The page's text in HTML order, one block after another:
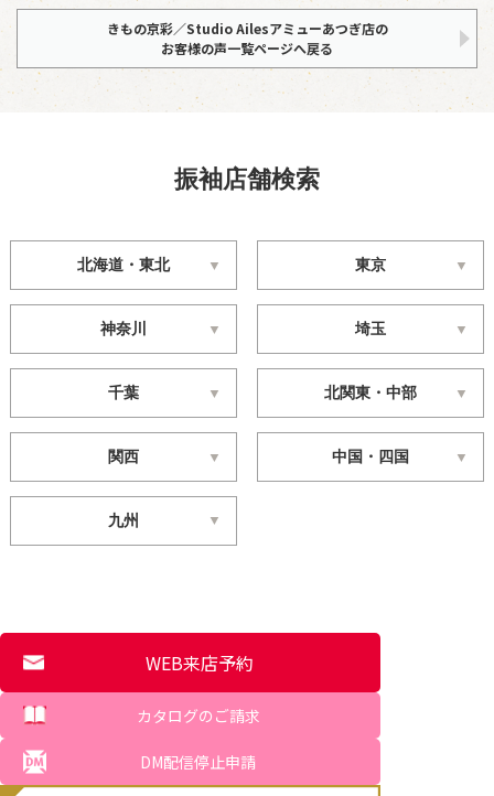
きもの京彩／Studio Ailesアミューあつぎ店の
お客様の声一覧ページへ戻る
振袖店舗検索
北海道・東北 東京
神奈川 埼玉
千葉 北関東・中部
関西 中国・四国
九州
WEB来店予約
カタログのご請求
DM配信停止申請